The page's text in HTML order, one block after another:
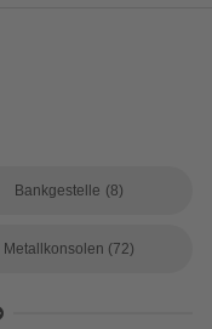
Bankgestelle (8)
Metallkonsolen (72)